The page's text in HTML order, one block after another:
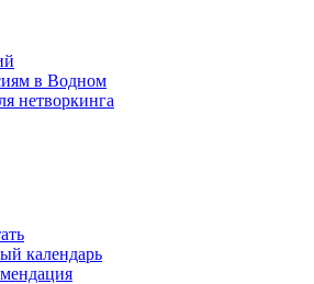
в Водном
нетворкинга
календарь